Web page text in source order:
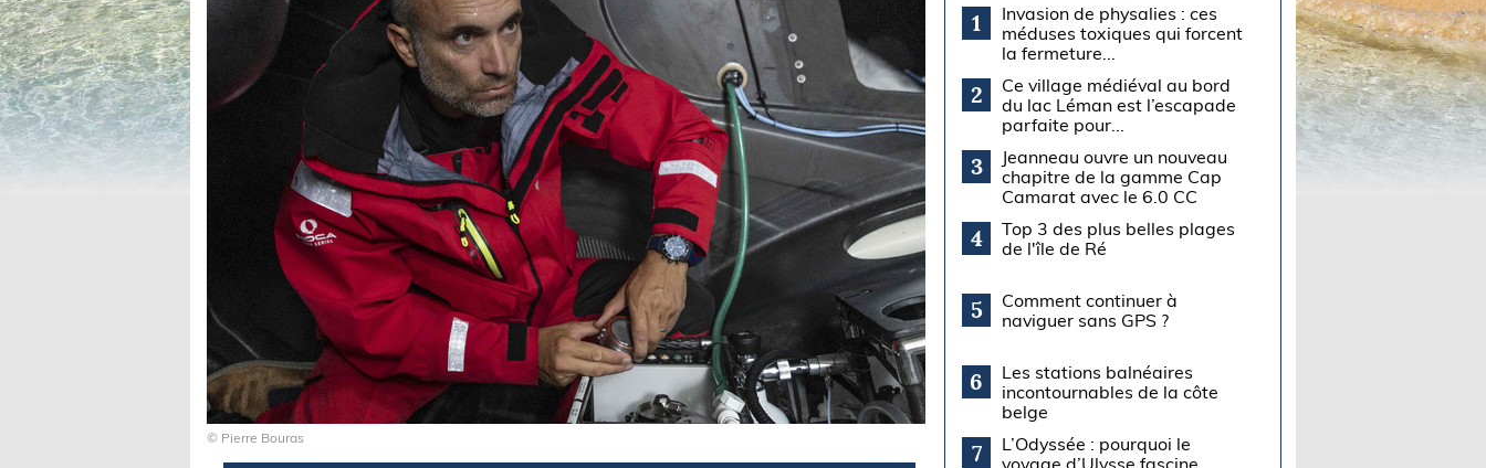
© Pierre Bouras
1
Invasion de physalies : ces
méduses toxiques qui forcent
la fermeture...
2
Ce village médiéval au bord
du lac Léman est l’escapade
parfaite pour...
3
Jeanneau ouvre un nouveau
chapitre de la gamme Cap
Camarat avec le 6.0 CC
4
Top 3 des plus belles plages
de l'île de Ré
5
Comment continuer à
naviguer sans GPS ?
6
Les stations balnéaires
incontournables de la côte
belge
7
L’Odyssée : pourquoi le
voyage d’Ulysse fascine